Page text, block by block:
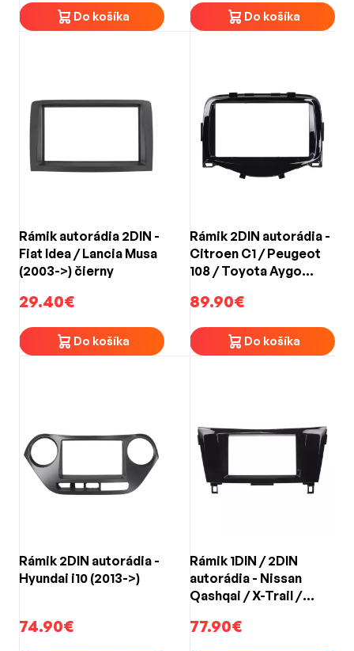
Do košíka Do košíka
Rámik autorádia 2DIN -
Fiat Idea / Lancia Musa
(2003->) čierny
29.40€
Do košíka
Rámik 2DIN autorádia -
Citroen C1 / Peugeot
108 / Toyota Aygo
89.90€
Do košíka
Rámik 2DIN autorádia -
Hyundai i10 (2013->)
74.90€
Rámik 1DIN / 2DIN
autorádia - Nissan
Qashqai / X-Trail /
77.90€